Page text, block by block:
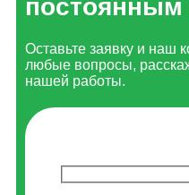
постоянным
Оставьте заявку и наш
любые вопросы,
нашей работы.